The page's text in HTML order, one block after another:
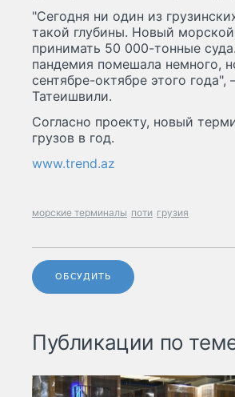
"Сегодня ни один из
такой глубины. Новый
принимать 50 000-тонные
пандемия помешала немного,
сентябре-октябре этого
Татеишвили.
Согласно проекту, новый
грузов в год.
www.trend.az
морские терминалы поти грузия
ОБСУДИТЬ
Публикации по